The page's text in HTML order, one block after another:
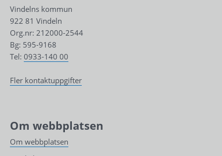
Vindelns kommun
922 81 Vindeln
Org.nr: 212000-2544
Bg: 595-9168
Tel: 0933-140 00
Fler kontaktuppgifter
Om webbplatsen
Om webbplatsen